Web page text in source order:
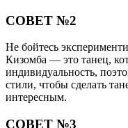
СОВЕТ №2
Не бойтесь
Кизомба — это танец,
индивидуальность,
стили, чтобы сделать
интересным.
СОВЕТ №3